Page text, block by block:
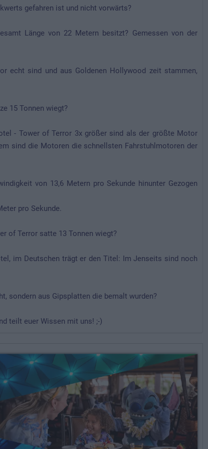
gefahren ist und nicht vorwärts?
Länge von 22 Metern besitzt? Gemessen von der
echt sind und aus Goldenen Hollywood zeit stammen,
15 Tonnen wiegt?
- Tower of Terror 3x größer sind als der größte Motor
sind die Motoren die schnellsten Fahrstuhlmotoren der
von 13,6 Metern pro Sekunde hinunter Gezogen
pro Sekunde.
of Terror satte 13 Tonnen wiegt?
im Deutschen trägt er den Titel: Im Jenseits sind noch
sondern aus Gipsplatten die bemalt wurden?
teilt euer Wissen mit uns! ;-)